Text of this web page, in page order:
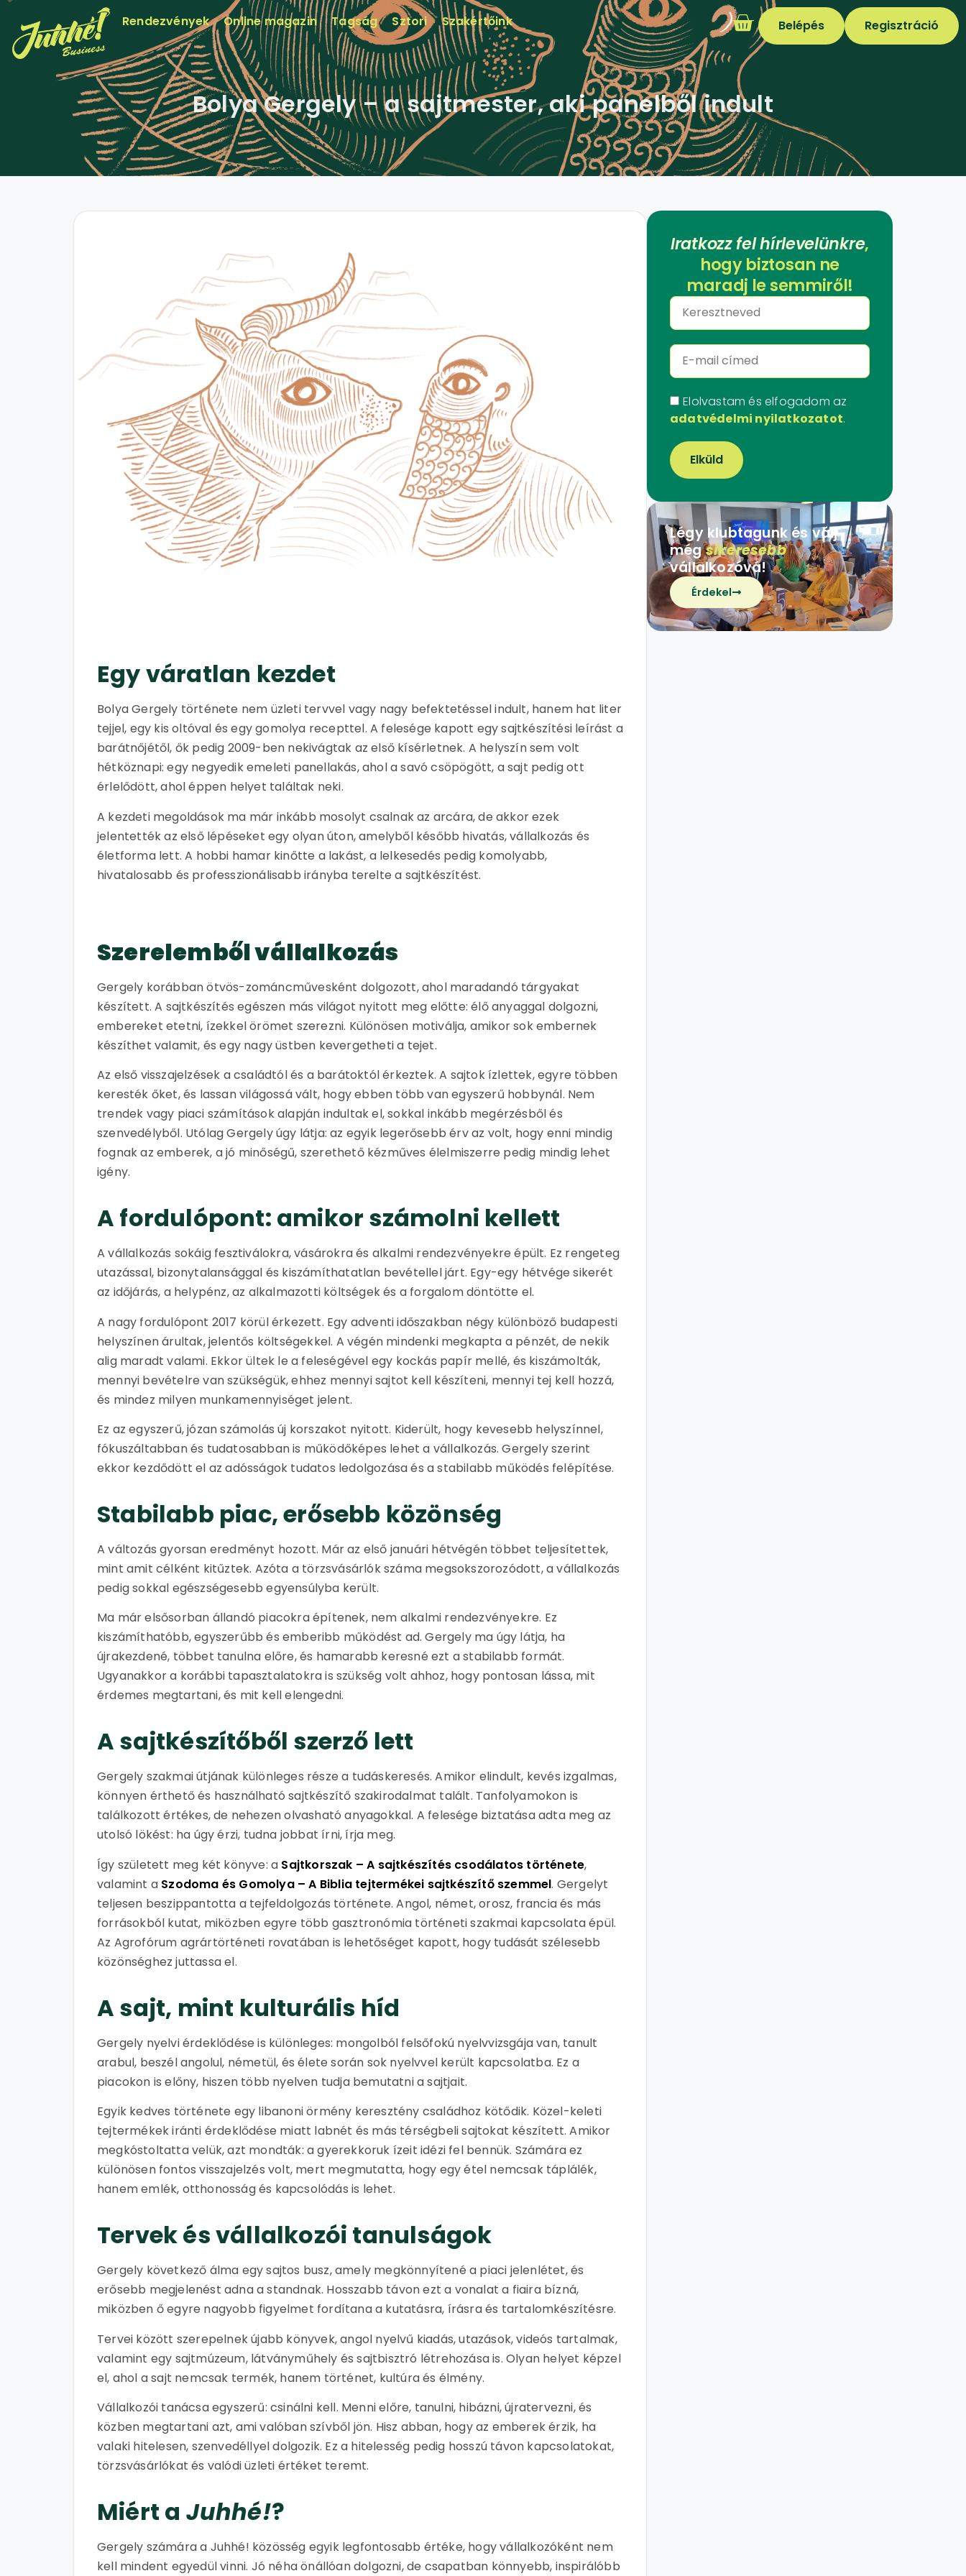
Rendezvények Online magazin Tagság Sztori Szakértőink Belépés Regisztráció
Bolya Gergely – a sajtmester, aki panelből indult
Egy váratlan kezdet
Bolya Gergely története nem üzleti tervvel vagy nagy befektetéssel indult, hanem hat liter
tejjel, egy kis oltóval és egy gomolya recepttel. A felesége kapott egy sajtkészítési leírást a
barátnőjétől, ők pedig 2009-ben nekivágtak az első kísérletnek. A helyszín sem volt
hétköznapi: egy negyedik emeleti panellakás, ahol a savó csöpögött, a sajt pedig ott
érlelődött, ahol éppen helyet találtak neki.
A kezdeti megoldások ma már inkább mosolyt csalnak az arcára, de akkor ezek
jelentették az első lépéseket egy olyan úton, amelyből később hivatás, vállalkozás és
életforma lett. A hobbi hamar kinőtte a lakást, a lelkesedés pedig komolyabb,
hivatalosabb és professzionálisabb irányba terelte a sajtkészítést.
Szerelemből vállalkozás
Gergely korábban ötvös-zománcművesként dolgozott, ahol maradandó tárgyakat
készített. A sajtkészítés egészen más világot nyitott meg előtte: élő anyaggal dolgozni,
embereket etetni, ízekkel örömet szerezni. Különösen motiválja, amikor sok embernek
készíthet valamit, és egy nagy üstben kevergetheti a tejet.
Az első visszajelzések a családtól és a barátoktól érkeztek. A sajtok ízlettek, egyre többen
keresték őket, és lassan világossá vált, hogy ebben több van egyszerű hobbynál. Nem
trendek vagy piaci számítások alapján indultak el, sokkal inkább megérzésből és
szenvedélyből. Utólag Gergely úgy látja: az egyik legerősebb érv az volt, hogy enni mindig
fognak az emberek, a jó minőségű, szerethető kézműves élelmiszerre pedig mindig lehet
igény.
A fordulópont: amikor számolni kellett
A vállalkozás sokáig fesztiválokra, vásárokra és alkalmi rendezvényekre épült. Ez rengeteg
utazással, bizonytalansággal és kiszámíthatatlan bevétellel járt. Egy-egy hétvége sikerét
az időjárás, a helypénz, az alkalmazotti költségek és a forgalom döntötte el.
A nagy fordulópont 2017 körül érkezett. Egy adventi időszakban négy különböző budapesti
helyszínen árultak, jelentős költségekkel. A végén mindenki megkapta a pénzét, de nekik
alig maradt valami. Ekkor ültek le a feleségével egy kockás papír mellé, és kiszámolták,
mennyi bevételre van szükségük, ehhez mennyi sajtot kell készíteni, mennyi tej kell hozzá,
és mindez milyen munkamennyiséget jelent.
Ez az egyszerű, józan számolás új korszakot nyitott. Kiderült, hogy kevesebb helyszínnel,
fókuszáltabban és tudatosabban is működőképes lehet a vállalkozás. Gergely szerint
ekkor kezdődött el az adósságok tudatos ledolgozása és a stabilabb működés felépítése.
Stabilabb piac, erősebb közönség
A változás gyorsan eredményt hozott. Már az első januári hétvégén többet teljesítettek,
mint amit célként kitűztek. Azóta a törzsvásárlók száma megsokszorozódott, a vállalkozás
pedig sokkal egészségesebb egyensúlyba került.
Ma már elsősorban állandó piacokra építenek, nem alkalmi rendezvényekre. Ez
kiszámíthatóbb, egyszerűbb és emberibb működést ad. Gergely ma úgy látja, ha
újrakezdené, többet tanulna előre, és hamarabb keresné ezt a stabilabb formát.
Ugyanakkor a korábbi tapasztalatokra is szükség volt ahhoz, hogy pontosan lássa, mit
érdemes megtartani, és mit kell elengedni.
A sajtkészítőből szerző lett
Gergely szakmai útjának különleges része a tudáskeresés. Amikor elindult, kevés izgalmas,
könnyen érthető és használható sajtkészítő szakirodalmat talált. Tanfolyamokon is
találkozott értékes, de nehezen olvasható anyagokkal. A felesége biztatása adta meg az
utolsó lökést: ha úgy érzi, tudna jobbat írni, írja meg.
Így született meg két könyve: a Sajtkorszak – A sajtkészítés csodálatos története,
valamint a Szodoma és Gomolya – A Biblia tejtermékei sajtkészítő szemmel. Gergelyt
teljesen beszippantotta a tejfeldolgozás története. Angol, német, orosz, francia és más
forrásokból kutat, miközben egyre több gasztronómia történeti szakmai kapcsolata épül.
Az Agrofórum agrártörténeti rovatában is lehetőséget kapott, hogy tudását szélesebb
közönséghez juttassa el.
A sajt, mint kulturális híd
Gergely nyelvi érdeklődése is különleges: mongolból felsőfokú nyelvvizsgája van, tanult
arabul, beszél angolul, németül, és élete során sok nyelvvel került kapcsolatba. Ez a
piacokon is előny, hiszen több nyelven tudja bemutatni a sajtjait.
Egyik kedves története egy libanoni örmény keresztény családhoz kötődik. Közel-keleti
tejtermékek iránti érdeklődése miatt labnét és más térségbeli sajtokat készített. Amikor
megkóstoltatta velük, azt mondták: a gyerekkoruk ízeit idézi fel bennük. Számára ez
különösen fontos visszajelzés volt, mert megmutatta, hogy egy étel nemcsak táplálék,
hanem emlék, otthonosság és kapcsolódás is lehet.
Tervek és vállalkozói tanulságok
Gergely következő álma egy sajtos busz, amely megkönnyítené a piaci jelenlétet, és
erősebb megjelenést adna a standnak. Hosszabb távon ezt a vonalat a fiaira bízná,
miközben ő egyre nagyobb figyelmet fordítana a kutatásra, írásra és tartalomkészítésre.
Tervei között szerepelnek újabb könyvek, angol nyelvű kiadás, utazások, videós tartalmak,
valamint egy sajtmúzeum, látványműhely és sajtbisztró létrehozása is. Olyan helyet képzel
el, ahol a sajt nemcsak termék, hanem történet, kultúra és élmény.
Vállalkozói tanácsa egyszerű: csinálni kell. Menni előre, tanulni, hibázni, újratervezni, és
közben megtartani azt, ami valóban szívből jön. Hisz abban, hogy az emberek érzik, ha
valaki hitelesen, szenvedéllyel dolgozik. Ez a hitelesség pedig hosszú távon kapcsolatokat,
törzsvásárlókat és valódi üzleti értéket teremt.
Miért a Juhhé!?
Gergely számára a Juhhé! közösség egyik legfontosabb értéke, hogy vállalkozóként nem
kell mindent egyedül vinni. Jó néha önállóan dolgozni, de csapatban könnyebb, inspirálóbb
Iratkozz fel hírlevelünkre,
hogy biztosan ne
maradj le semmiről!
Elolvastam és elfogadom az
adatvédelmi nyilatkozatot.
Elküld
Légy klubtagunk és válj
mégsikeresebb
vállalkozóvá!
Érdekel